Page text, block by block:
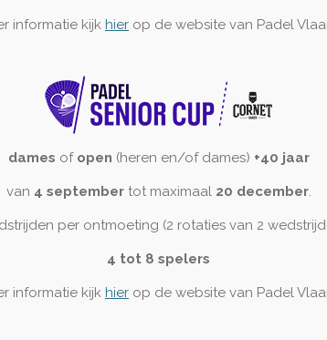
informatie kijk hier op de website van Padel
dames ofopen (heren en/of dames) +40 jaar
van 4 septembertot maximaal 20 december.
per ontmoeting (2 rotaties van 2
4 tot 8 spelers
informatie kijk hier op de website van Padel